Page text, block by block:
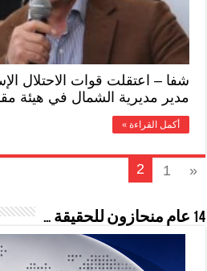
شفا – اعتقلت قوات الاحتلال
مدير مديرية الشمال في هيئة
أكمل القراءة »
«
1
2
14 عام منحازون للحقيقة …